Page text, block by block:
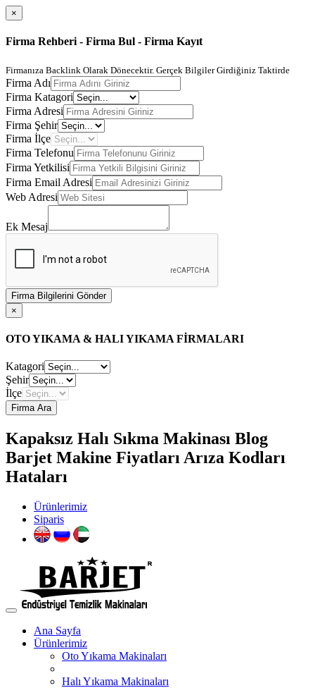
×
Firma Rehberi - Firma Bul - Firma Kayıt
Firmanıza Backlink Olarak Dönecektir. Gerçek Bilgiler Girdiğiniz Taktirde
Firma Adı
Firma Katagori
Firma Adresi
Firma Şehir
Firma İlçe
Firma Telefonu
Firma Yetkilisi
Firma Email Adresi
Web Adresi
Ek Mesaj
Firma Bilgilerini Gönder
×
OTO YIKAMA & HALI YIKAMA FİRMALARI
Katagori
Şehir
İlçe
Firma Ara
Kapaksız Halı Sıkma Makinası Blog
Barjet Makine Fiyatları Arıza Kodları
Hataları
Ürünlerimiz
Siparis
Ana Sayfa
Ürünlerimiz
Oto Yıkama Makinaları
Halı Yıkama Makinaları